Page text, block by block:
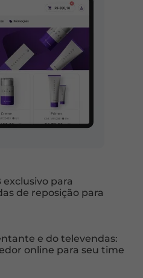
para
de reposição para
e do televendas:
online para seu time